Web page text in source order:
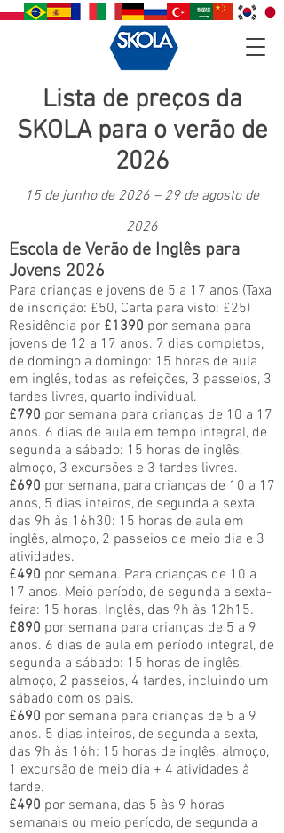
Lista de preços da
SKOLA para o verão de
2026
15 de junho de 2026 – 29 de agosto de
2026
Escola de Verão de Inglês para
Jovens 2026
Para crianças e jovens de 5 a 17 anos (Taxa
de inscrição: £50, Carta para visto: £25)
Residência por £1390 por semana para
jovens de 12 a 17 anos. 7 dias completos,
de domingo a domingo: 15 horas de aula
em inglês, todas as refeições, 3 passeios, 3
tardes livres, quarto individual.
£790 por semana para crianças de 10 a 17
anos. 6 dias de aula em tempo integral, de
segunda a sábado: 15 horas de inglês,
almoço, 3 excursões e 3 tardes livres.
£690 por semana, para crianças de 10 a 17
anos, 5 dias inteiros, de segunda a sexta,
das 9h às 16h30: 15 horas de aula em
inglês, almoço, 2 passeios de meio dia e 3
atividades.
£490 por semana. Para crianças de 10 a
17 anos. Meio período, de segunda a sexta-
feira: 15 horas. Inglês, das 9h às 12h15.
£890 por semana para crianças de 5 a 9
anos. 6 dias de aula em período integral, de
segunda a sábado: 15 horas de inglês,
almoço, 2 passeios, 4 tardes, incluindo um
sábado com os pais.
£690 por semana para crianças de 5 a 9
anos. 5 dias inteiros, de segunda a sexta,
das 9h às 16h: 15 horas de inglês, almoço,
1 excursão de meio dia + 4 atividades à
tarde.
£490 por semana, das 5 às 9 horas
semanais ou meio período, de segunda a